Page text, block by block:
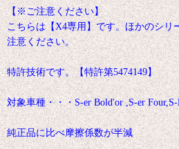
【※ご注意ください】
こちらは【X4専用】です。ほかのシリ
注意ください。
特許技術です。【特許第5474149】
対象車種・・・S-er Bold'or ,S-er
純正品に比べ摩擦係数が半減